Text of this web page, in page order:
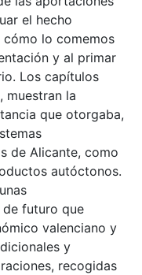
el hecho
lo comemos
y al primar
Los capítulos
muestran la
que otorgaba,
de Alicante, como
autóctonos.
futuro que
valenciano y
y
recogidas